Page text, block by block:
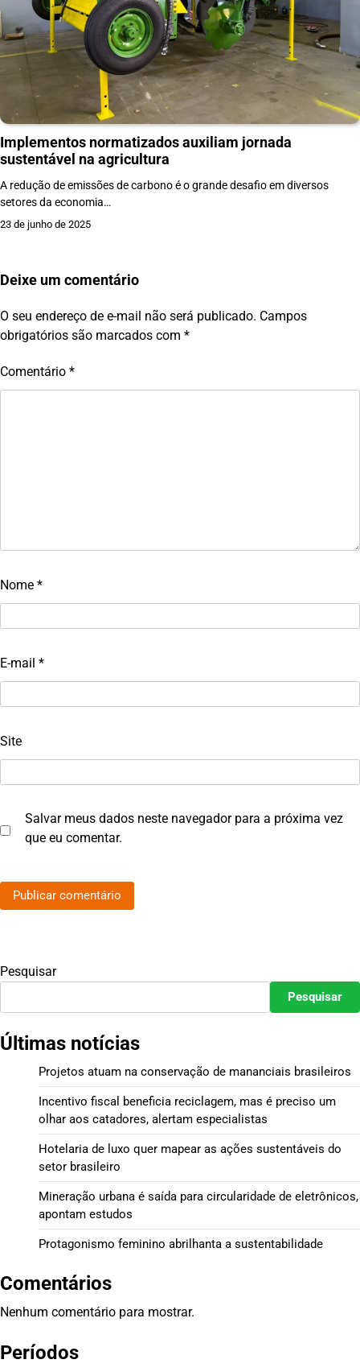
Implementos normatizados auxiliam jornada
sustentável na agricultura
A redução de emissões de carbono é o grande desafio em diversos
setores da economia…
23 de junho de 2025
Deixe um comentário
O seu endereço de e-mail não será publicado. Campos
obrigatórios são marcados com *
Comentário *
Nome *
E-mail *
Site
Salvar meus dados neste navegador para a próxima vez
que eu comentar.
Pesquisar
Pesquisar
Últimas notícias
Projetos atuam na conservação de mananciais brasileiros
Incentivo fiscal beneficia reciclagem, mas é preciso um
olhar aos catadores, alertam especialistas
Hotelaria de luxo quer mapear as ações sustentáveis do
setor brasileiro
Mineração urbana é saída para circularidade de eletrônicos,
apontam estudos
Protagonismo feminino abrilhanta a sustentabilidade
Comentários
Nenhum comentário para mostrar.
Períodos